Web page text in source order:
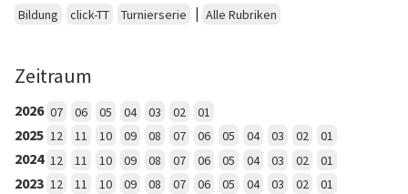
Bildung
click-TT Turnierserie | Alle Rubriken
Zeitraum
2026 07 06 05 04 03 02 01
2025 12 11 10 09 08 07 06 05 04 03 02 01
2024 12 11 10 09 08 07 06 05 04 03 02 01
2023 12 11 10 09 08 07 06 05 04 03 02
01